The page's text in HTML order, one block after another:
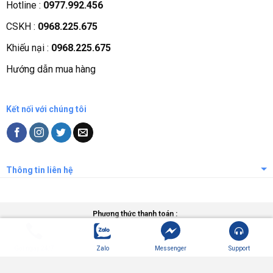
Quá trình phát triển
Các chứng nhận
Liên hệ, góp ý
Hotline : 0977.992.456
CSKH : 0968.225.675
Khiếu nại : 0968.225.675
Hướng dẫn mua hàng
Kết nối với chúng tôi
Thông tin liên hệ
Phương thức thanh toán :
Zalo Messenger Support